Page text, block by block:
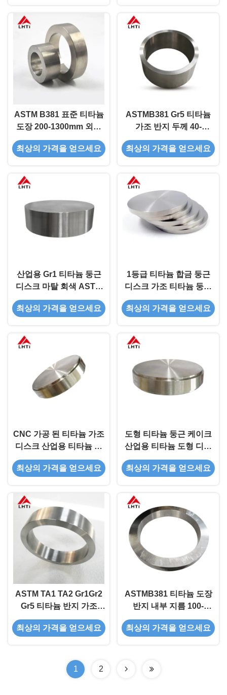
ASTM B381 표준 티타늄
도장 200-1300mm 외부
지름 항공우주용
최상의 가격을 얻으세요
ASTMB381 Gr5 티타늄
가조 반지 두께 40-
400mm
최상의 가격을 얻으세요
산업용 Gr1 티타늄 둥근
디스크 마탈 회색 ASTM
B381 표준
최상의 가격을 얻으세요
1등급 티타늄 합금 둥근
디스크 가조 티타늄 둥근
디스크
최상의 가격을 얻으세요
CNC 가공 된 티타늄 가조
디스크 산업용 티타늄 둥
근 케이크
최상의 가격을 얻으세요
도형 티타늄 둥근 케이크
산업용 티타늄 도형 디스
크
최상의 가격을 얻으세요
ASTM TA1 TA2 Gr1Gr2
Gr5 티타늄 반지 가조
200-1300mm 외선 지름
최상의 가격을 얻으세요
ASTMB381 티타늄 도장
반지 내부 지름 100-
900mm의 합금 도장 반지
최상의 가격을 얻으세요
1 2